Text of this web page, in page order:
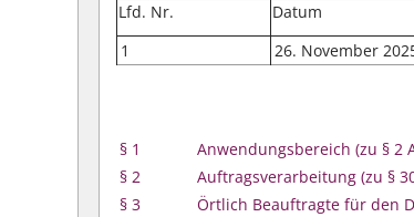
Lfd. Nr.
Datum
1
26. November
§ 1 Anwendungsbereich (zu § 2
§ 2
Auftragsverarbeitung (zu §
§ 3
Örtlich Beauftragte für den